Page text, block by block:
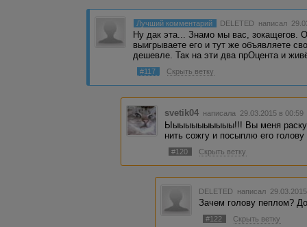
Лучший комментарий DELETED написал
Ну дак эта... Знамо мы вас, зокащегов.
выигрываете его и тут же объявляете
дешевле. Так на эти два прОцента и
#117 Скрыть ветку
svetik04 написала 29.03.2015 в
Ыыыыыыыыыыы!!! Вы меня
нить сожгу и посыплю его
#120 Скрыть ветку
DELETED написал
Зачем голову пеплом?
#122 Скрыть ветку